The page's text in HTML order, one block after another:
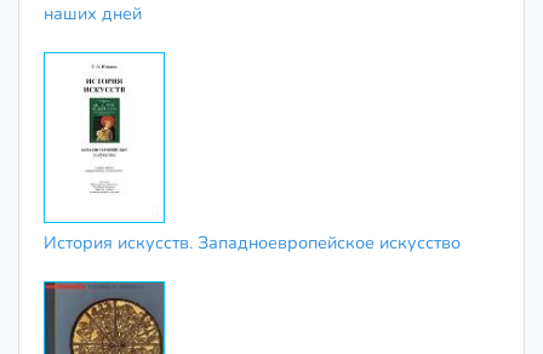
наших дней
История искусств. Западноевропейское искусство